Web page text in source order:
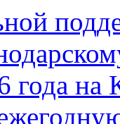
на